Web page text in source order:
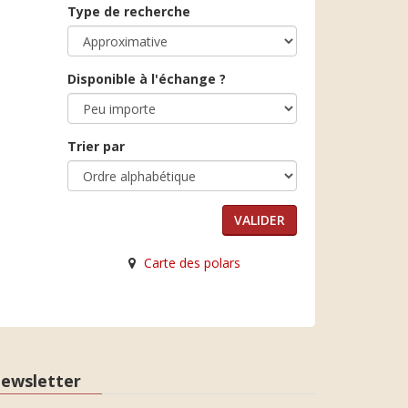
Type de recherche
Disponible à l'échange ?
Trier par
Carte des polars